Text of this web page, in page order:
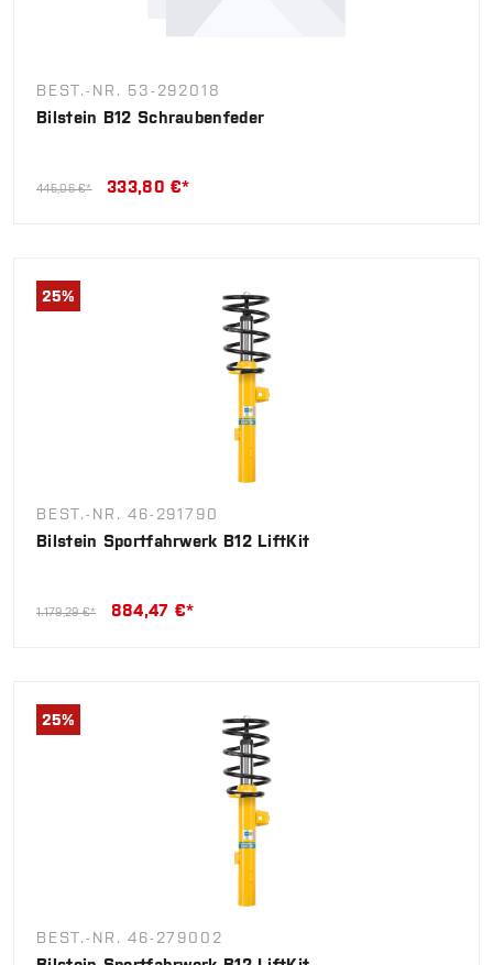
BEST.-NR. 53-292018
Bilstein B12 Schraubenfeder
445,06 €* 333,80 €*
25%
BEST.-NR. 46-291790
Bilstein Sportfahrwerk B12 LiftKit
1.179,29 €* 884,47 €*
25%
BEST.-NR. 46-279002